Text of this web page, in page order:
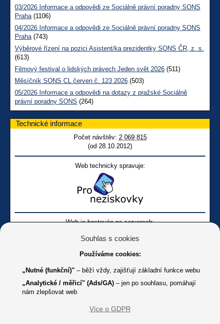
03/2026 Informace a odpovědi ze Sociálně právní poradny SONS
Praha(1106)
04/2026 Informace a odpovědi ze Sociálně právní poradny SONS
Praha(743)
Výběrové řízení na pozici Asistent/ka prezidentky SONS ČR, z. s.
(613)
Filmový festival o lidských právech Jeden svět 2026 (511)
Měsíčník SONS CL červen č. 123 2026 (503)
05/2026 Informace a odpovědi na dotazy z pražské Sociálně
právní poradny SONS (264)
Technické informace
Počet návštěv: 2 069 815
(od 28.10.2012)
Web technicky spravuje:
Web je hostován na serverech:
Online
Youtube SONS
Souhlas s cookies
Používáme cookies:
„Nutné (funkční)" – běží vždy, zajišťují základní funkce webu
„Analytické / měřicí" (Ads/GA) – jen po souhlasu, pomáhají
nám zlepšovat web
Více o GDPR